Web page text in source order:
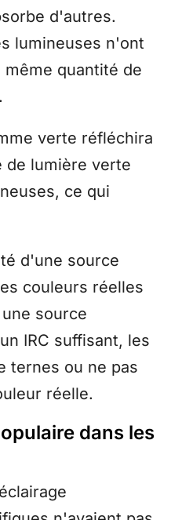
d'autres.
lumineuses n'ont
quantité de
verte réfléchira
de lumière verte
ce qui
d'une source
couleurs réelles
source
IRC suffisant, les
ternes ou ne pas
réelle.
dans les